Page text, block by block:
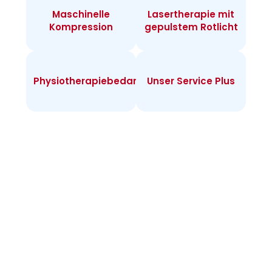
Maschinelle
Kompression
Lasertherapie mit
gepulstem Rotlicht
Physiotherapiebedarf Unser Service Plus